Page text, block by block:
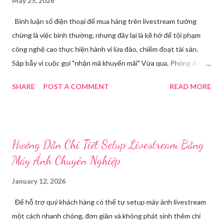
Bình luận số điện thoại để mua hàng trên livestream tưởng
chừng là việc bình thường, nhưng đây lại là kẽ hở để tội phạm
công nghệ cao thực hiện hành vi lừa đảo, chiếm đoạt tài sản.
Sập bẫy vì cuộc gọi "nhận mã khuyến mãi" Vừa qua, Phòng An
Công an tỉnh Bắc Ninh đã tiếp nhận đơn trình báo của chị
cá nhân tại phần bình luận, để đặt hàng. Chỉ một thời gian ngắn
sau, chị nhận được cuộc gọi từ một người tự xưng là chủ shop,
mới nhất Để "xác nhận phần quà", đối tượng yêu cầu chị T cung
cấp mã OTP vừa được gửi về điện thoại của chị. Do đang vui
SHARE POST A COMMENT READ MORE
Hướng Dẫn Chi Tiết Setup Livestream Bằng
Máy Ảnh Chuyên Nghiệp
January 12, 2026
Để hỗ trợ quý khách hàng có thể tự setup máy ảnh livestream
một cách nhanh chóng, đơn giản và không phát sinh thêm chi